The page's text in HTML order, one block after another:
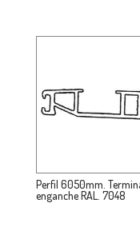
Perfil 6050mm.
enganche RAL. 7048